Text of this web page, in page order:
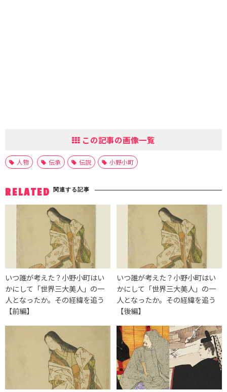
この記事の画像一覧
人物 伝承 伝説 小野小町
RELATED 関連する記事
いつ誰が考えた？小野小町はい
かにして「世界三大美人」の一
人となったか。その経緯を追う
【前編】
いつ誰が考えた？小野小町はい
かにして「世界三大美人」の一
人となったか。その経緯を追う
【後編】